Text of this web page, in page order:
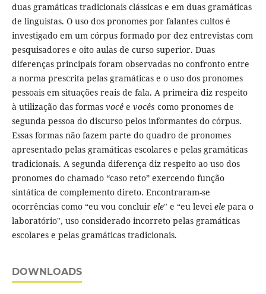
duas gramáticas tradicionais clássicas e em duas gramáticas
de linguistas. O uso dos pronomes por falantes cultos é
investigado em um córpus formado por dez entrevistas com
pesquisadores e oito aulas de curso superior. Duas
diferenças principais foram observadas no confronto entre
a norma prescrita pelas gramáticas e o uso dos pronomes
pessoais em situações reais de fala. A primeira diz respeito
à utilização das formas vocêe vocês como pronomes de
segunda pessoa do discurso pelos informantes do córpus.
Essas formas não fazem parte do quadro de pronomes
apresentado pelas gramáticas escolares e pelas gramáticas
tradicionais. A segunda diferença diz respeito ao uso dos
pronomes do chamado “caso reto” exercendo função
sintática de complemento direto. Encontraram-se
ocorrências como “eu vou concluir ele" e “eu leveielepara o
laboratório", uso considerado incorreto pelas gramáticas
escolares e pelas gramáticas tradicionais.
DOWNLOADS